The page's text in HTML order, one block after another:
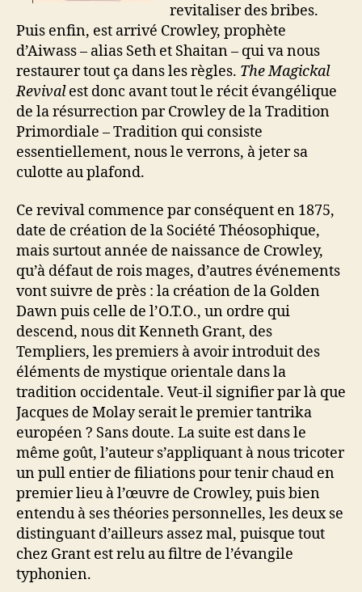
revitaliser des bribes.
Puis enfin, est arrivé Crowley, prophète
d’Aiwass – alias Seth et Shaitan – qui va nous
restaurer tout ça dans les règles. The Magickal
Revivalest donc avant tout le récit évangélique
de la résurrection par Crowley de la Tradition
Primordiale – Tradition qui consiste
essentiellement, nous le verrons, à jeter sa
culotte au plafond.
Ce revival commence par conséquent en 1875,
date de création de la Société Théosophique,
mais surtout année de naissance de Crowley,
qu’à défaut de rois mages, d’autres événements
vont suivre de près : la création de la Golden
Dawn puis celle de l’O.T.O., un ordre qui
descend, nous dit Kenneth Grant, des
Templiers, les premiers à avoir introduit des
éléments de mystique orientale dans la
tradition occidentale. Veut-il signifier par là que
Jacques de Molay serait le premier tantrika
européen ? Sans doute. La suite est dans le
même goût, l’auteur s’appliquant à nous tricoter
un pull entier de filiations pour tenir chaud en
premier lieu à l’œuvre de Crowley, puis bien
entendu à ses théories personnelles, les deux se
distinguant d’ailleurs assez mal, puisque tout
chez Grant est relu au filtre de l’évangile
typhonien.